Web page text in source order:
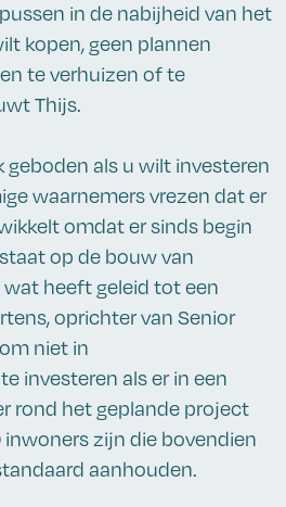
in de nabijheid van het
kopen, geen plannen
te verhuizen of te
Thijs.
geboden als u wilt investeren
waarnemers vrezen dat er
omdat er sinds begin
op de bouw van
heeft geleid tot een
oprichter van Senior
niet in
investeren als er in een
rond het geplande project
zijn die bovendien
aanhouden.